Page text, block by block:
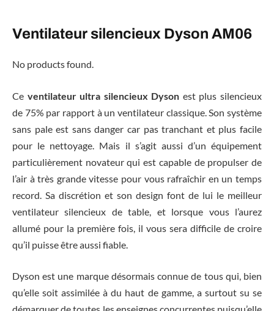
Ventilateur silencieux Dyson AM06
No products found.
Ce ventilateur ultra silencieux Dyson est plus silencieux
de 75% par rapport à un ventilateur classique. Son système
sans pale est sans danger car pas tranchant et plus facile
pour le nettoyage. Mais il s’agit aussi d’un équipement
particulièrement novateur qui est capable de propulser de
l’air à très grande vitesse pour vous rafraîchir en un temps
record. Sa discrétion et son design font de lui le meilleur
ventilateur silencieux de table, et lorsque vous l’aurez
allumé pour la première fois, il vous sera difficile de croire
qu’il puisse être aussi fiable.
Dyson est une marque désormais connue de tous qui, bien
qu’elle soit assimilée à du haut de gamme, a surtout su se